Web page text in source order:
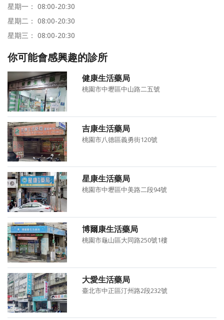
星期一： 08:00-20:30
星期二： 08:00-20:30
星期三： 08:00-20:30
你可能會感興趣的診所
健康生活藥局
桃園市中壢區中山路二五號
吉康生活藥局
桃園市八德區義勇街120號
星康生活藥局
桃園市中壢區中美路二段94號
博爾康生活藥局
桃園市龜山區大同路250號1樓
大愛生活藥局
臺北市中正區汀州路2段232號